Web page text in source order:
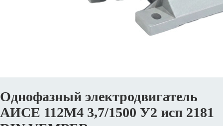
Однофазный электродвигатель
АИСЕ 112М4 3,7/1500 У2 исп 2181